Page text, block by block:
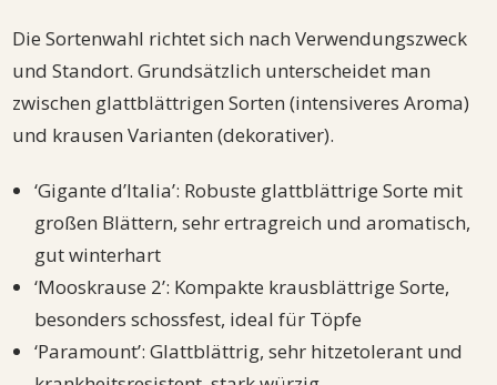
Die Sortenwahl richtet sich nach Verwendungszweck
und Standort. Grundsätzlich unterscheidet man
zwischen glattblättrigen Sorten (intensiveres Aroma)
und krausen Varianten (dekorativer).
‘Gigante d’Italia’: Robuste glattblättrige Sorte mit
großen Blättern, sehr ertragreich und aromatisch,
gut winterhart
‘Mooskrause 2’: Kompakte krausblättrige Sorte,
besonders schossfest, ideal für Töpfe
‘Paramount’: Glattblättrig, sehr hitzetolerant und